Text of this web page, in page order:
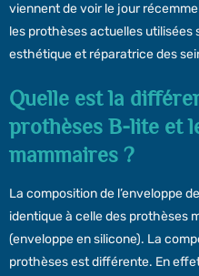
viennent de voir le jour
les prothèses actuelles utilisées
esthétique et réparatrice des
Quelle est la
prothèses B-lite et
mammaires ?
La composition de l’enveloppe
identique à celle des prothèses
(enveloppe en silicone). La
prothèses est différente. En